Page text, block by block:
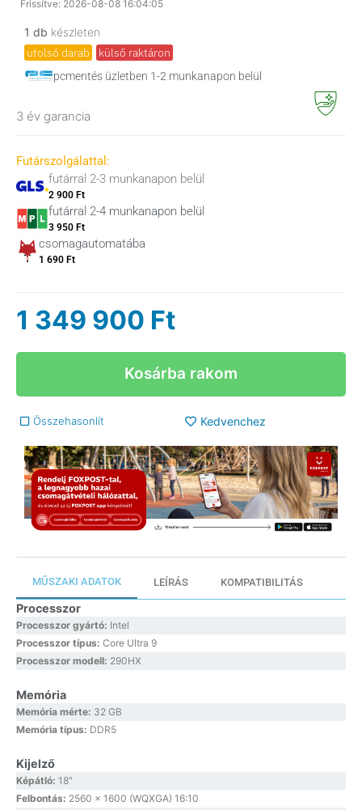
Frissítve: 2026-08-08 16:04:05
1 db készleten
utolsó darab külső raktáron
pcmentés üzletben 1-2 munkanapon belül
3 év garancia
Futárszolgálattal:
futárral 2-3 munkanapon belül
2 900 Ft
futárral 2-4 munkanapon belül
3 950 Ft
csomagautomatába
1 690 Ft
1 349 900 Ft
Kosárba rakom
Összehasonlít Kedvenchez
MŰSZAKI ADATOK LEÍRÁS KOMPATIBILITÁS
Processzor
Processzor gyártó: Intel
Processzor típus: Core Ultra 9
Processzor modell: 290HX
Memória
Memória mérte: 32 GB
Memória típus: DDR5
Kijelző
Képátló: 18″
Felbontás: 2560 x 1600 (WQXGA) 16:10